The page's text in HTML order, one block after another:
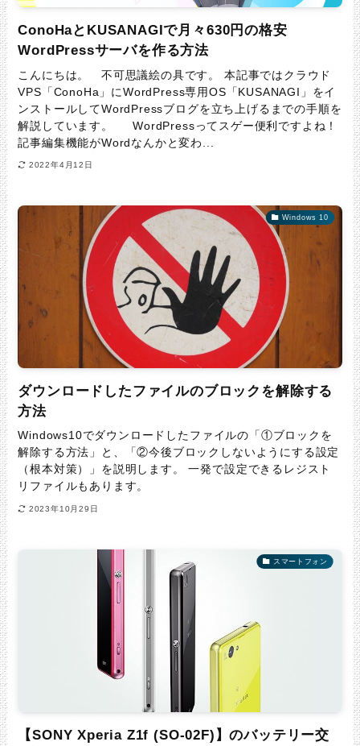
ConoHaとKUSANAGIで月々630円の格安
WordPressサーバを作る方法
こんにちは。 不可思議絵の具です。 本記事ではクラウド
VPS「ConoHa」にWordPress専用OS「KUSANAGI」をイ
ンストールしてWordPressブログを立ち上げるまでの手順を
解説しています。 WordPressってスゲー便利ですよね！
記事編集機能がWordなんかと変わ...
2022年4月12日
Windows 10
ダウンロードしたファイルのブロックを解除する
方法
Windows10でダウンロードしたファイルの「①ブロックを
解除する方法」と、「②今後ブロックしないようにする設定
（根本対策）」を説明します。 一発で設定できるレジスト
リファイルもあります。
2023年10月29日
スマートフォン
【SONY Xperia Z1f (SO-02F)】のバッテリー交